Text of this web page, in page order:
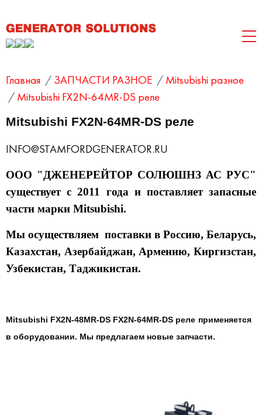
Главная / ЗАПЧАСТИ РАЗНОЕ / Mitsubishi разное
/ Mitsubishi FX2N-64MR-DS реле
Mitsubishi FX2N-64MR-DS реле
INFO@STAMFORDGENERATOR.RU
ООО "ДЖЕНЕРЕЙТОР СОЛЮШНЗ АС РУС"
существует с 2011 года и поставляет запасные
части марки Mitsubishi.
Мы осуществляем поставки в Россию, Беларусь,
Казахстан, Азербайджан, Армению, Киргизстан,
Узбекистан, Таджикистан.
Mitsubishi FX2N-48MR-DS FX2N-64MR-DS реле применяется
в оборудовании. Мы предлагаем новые запчасти.